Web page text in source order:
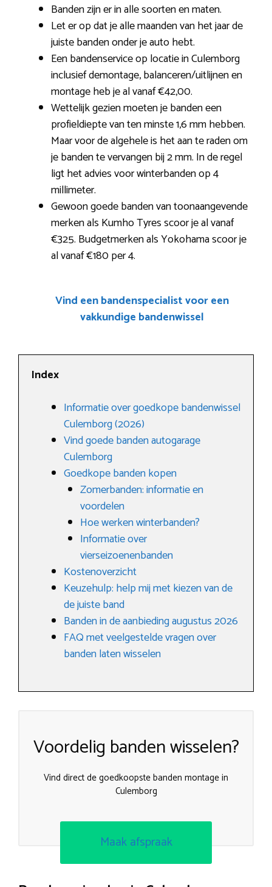
Banden zijn er in alle soorten en maten.
Let er op dat je alle maanden van het jaar de
juiste banden onder je auto hebt.
Een bandenservice op locatie in Culemborg
inclusief demontage, balanceren/uitlijnen en
montage heb je al vanaf €42,00.
Wettelijk gezien moeten je banden een
profieldiepte van ten minste 1,6 mm hebben.
Maar voor de algehele is het aan te raden om
je banden te vervangen bij 2 mm. In de regel
ligt het advies voor winterbanden op 4
millimeter.
Gewoon goede banden van toonaangevende
merken als Kumho Tyres scoor je al vanaf
€325. Budgetmerken als Yokohama scoor je
al vanaf €180 per 4.
Vind een bandenspecialist voor een
vakkundige bandenwissel
Index
Informatie over goedkope bandenwissel
Culemborg (2026)
Vind goede banden autogarage
Culemborg
Goedkope banden kopen
Zomerbanden: informatie en
voordelen
Hoe werken winterbanden?
Informatie over
vierseizoenenbanden
Kostenoverzicht
Keuzehulp: help mij met kiezen van de
de juiste band
Banden in de aanbieding augustus 2026
FAQ met veelgestelde vragen over
banden laten wisselen
Voordelig banden wisselen?
Vind direct de goedkoopste banden montage in
Culemborg
Maak afspraak